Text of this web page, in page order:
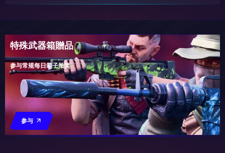
特殊武器箱贈品
参与常规每日箱子抽奖
参与